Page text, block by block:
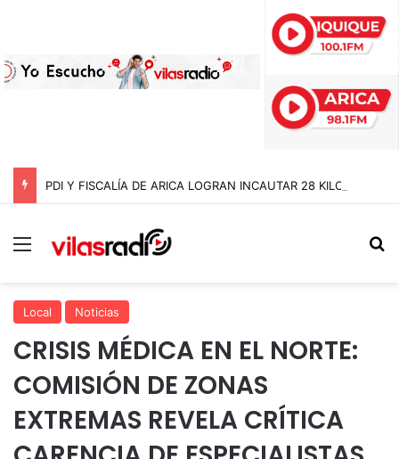
Menú
Local Noticias
CRISIS MÉDICA EN EL NORTE:
COMISIÓN DE ZONAS
EXTREMAS REVELA CRÍTICA